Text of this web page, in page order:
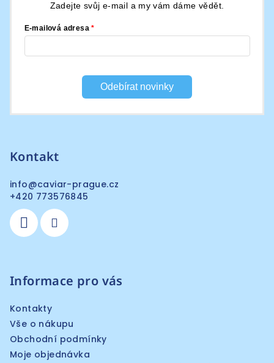
Zadejte svůj e-mail a my vám dáme vědět.
E-mailová adresa
Odebírat novinky
Kontakt
info@caviar-prague.cz
+420 773576845
Informace pro vás
Kontakty
Vše o nákupu
Obchodní podmínky
Moje objednávka